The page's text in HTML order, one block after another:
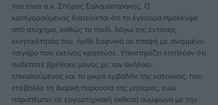
του είναι ο κ. Σπύρος Σαλαμαστράκης. Ο
κατηγορούμενος διατείνεται ότι το έγκαυμα προέκυψε
από ατύχημα, καθώς το παιδί, λόγω της έντονης
κινητικότητάς του, ήρθε ξαφνικά σε επαφή με αναμμένο
τσιγάρο που εκείνος κρατούσε. Υποστηρίζει επιπλέον ότι
ουδέποτε βρέθηκε μόνος με τον ανήλικο,
επικαλούμενος και το μικρό εμβαδόν της κατοικίας, που
επέβαλλε τη διαρκή παρουσία της μητέρας, ενώ
παραπέμπει σε εργαστηριακή έκθεση σύμφωνα με την